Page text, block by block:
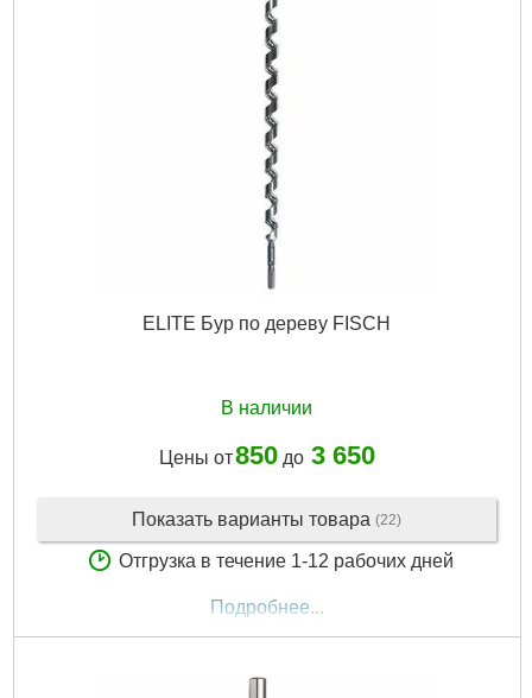
ELITE Бур по дереву FISCH
В наличии
Цены от850до 3 650
Показать варианты товара (22)
Отгрузка в течение 1-12 рабочих дней
Подробнее...